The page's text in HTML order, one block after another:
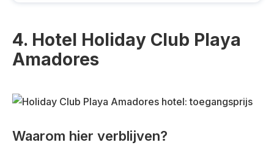
4. Hotel Holiday Club Playa
Amadores
Waarom hier verblijven?